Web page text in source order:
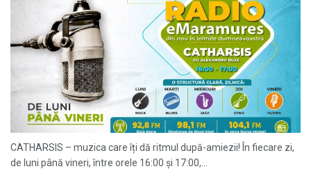
CATHARSIS – muzica care îți dă ritmul după-amiezii! În fiecare zi,
de luni până vineri, între orele 16:00 și 17:00,...